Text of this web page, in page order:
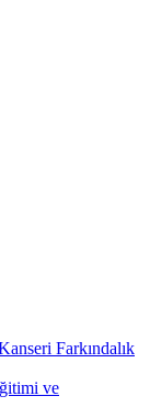
Farkındalık
ve